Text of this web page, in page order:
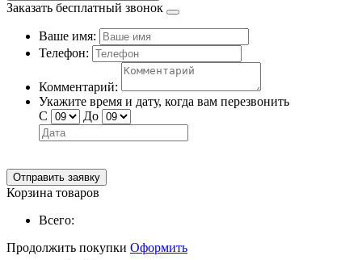
Заказать бесплатный звонок
Ваше имя:
Телефон:
Комментарий:
Укажите время и дату, когда вам перезвонить
С
До
Отправить заявку
Корзина товаров
Всего:
Продолжить покупки Оформить